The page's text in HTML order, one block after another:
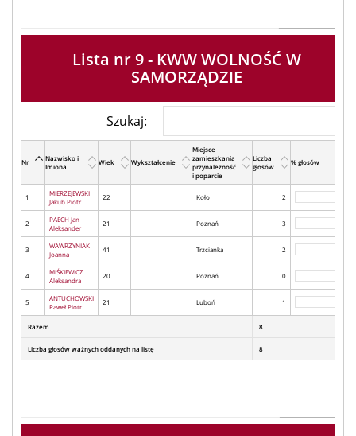
Lista nr 9 - KWW WOLNOŚĆ W
SAMORZĄDZIE
Szukaj:
Nr
Nazwisko i
Imiona
Wiek Wykształcenie
Miejsce
zamieszkania
przynależność
i poparcie
Liczba
głosów
% głosów
1
MIERZEJEWSKI
Jakub Piotr
22 Koło 2
2
PAECH Jan
Aleksander
21 Poznań 3
3
WAWRZYNIAK
Joanna
41 Trzcianka 2
4
MIŚKIEWICZ
Aleksandra
20 Poznań 0
5
ANTUCHOWSKI
Paweł Piotr
21 Luboń 1
Razem 8
Liczba głosów ważnych oddanych na listę 8